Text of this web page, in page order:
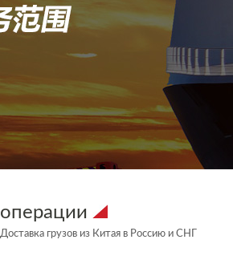
операции
Доставка грузов из Китая в Россию и СНГ